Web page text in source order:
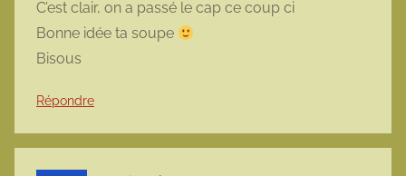
C’est clair, on a passé le cap ce coup ci
Bonne idée ta soupe
Bisous
Répondre